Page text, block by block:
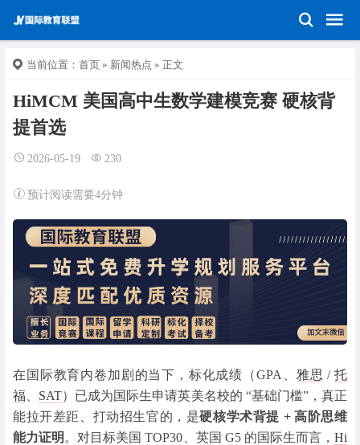
当前位置： 首页 » 新闻热点 » 正文
HiMCM 美国高中生数学建模竞赛 硬核背
提首选
2026-05-19 230
预计阅读需要4分钟
在国际教育内卷加剧的当下，标化成绩（GPA、 雅思 /托
福
SAT）已成为国际生申请英美名校的 “基础门槛”，真正
能拉开差距、打动招生官的，是硬核学术背提 + 高阶思维
能力证明 。对目标美国 TOP30、英国 G5 的国际生而言，Hi